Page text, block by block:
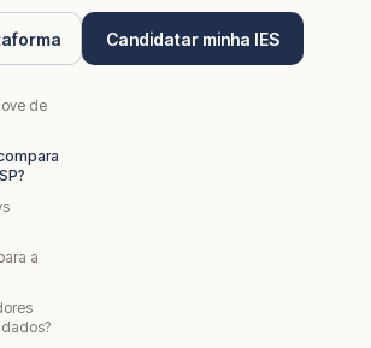
Candidatar minha IES
de
a